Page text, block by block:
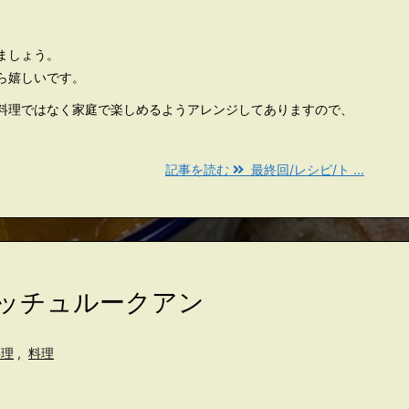
ょう。
しいです。
ではなく家庭で楽しめるようアレンジしてありますので、
記事を読む 最終回/レシピ/ト ...
チュルークアン
, 料理